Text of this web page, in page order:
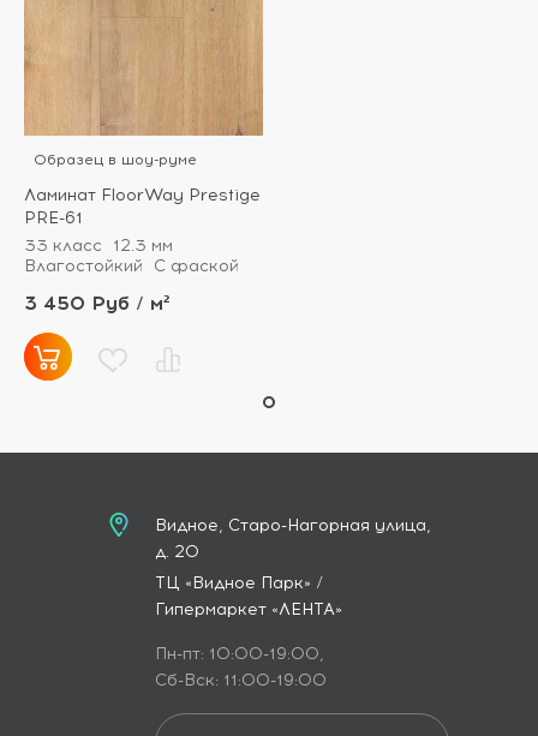
от 101 м² - скидка
Образец в шоу-руме
Ламинат FloorWay Prestige
PRE-61
33 класс
12.3 мм
Влагостойкий
С фаской
3 450 Руб / м²
Видное, Старо-Нагорная улица,
д. 20
ТЦ «Видное Парк» /
Гипермаркет «ЛЕНТА»
Пн-пт: 10:00-19:00,
Сб-Вск: 11:00-19:00